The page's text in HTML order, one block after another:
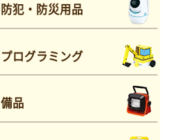
防犯・防災用品
プログラミング
備品